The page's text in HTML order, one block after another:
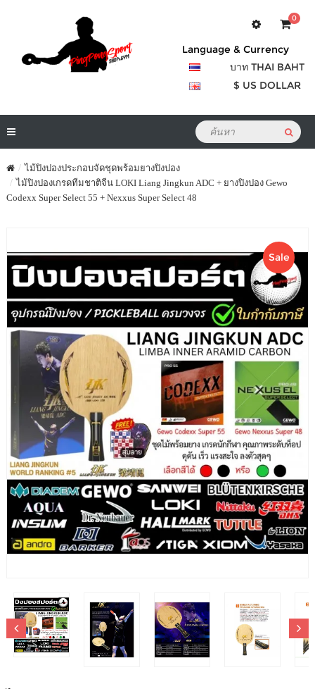
0
Language & Currency
บาท THAI BAHT
$ US DOLLAR
ไม้ปิงปองประกอบจัดชุดพร้อมยางปิงปอง
ไม้ปิงปองเกรดทีมชาติจีน LOKI Liang Jingkun ADC + ยางปิงปอง Gewo
Codexx Super Select 55 + Nexxus Super Select 48
Sale